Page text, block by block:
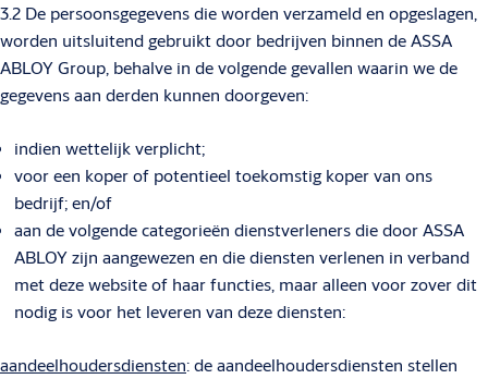
3.2 De persoonsgegevens die worden verzameld en opgeslagen,
worden uitsluitend gebruikt door bedrijven binnen de ASSA
ABLOY Group, behalve in de volgende gevallen waarin we de
gegevens aan derden kunnen doorgeven:
indien wettelijk verplicht;
voor een koper of potentieel toekomstig koper van ons
bedrijf; en/of
aan de volgende categorieën dienstverleners die door ASSA
ABLOY zijn aangewezen en die diensten verlenen in verband
met deze website of haar functies, maar alleen voor zover dit
nodig is voor het leveren van deze diensten:
aandeelhoudersdiensten: de aandeelhoudersdiensten stellen